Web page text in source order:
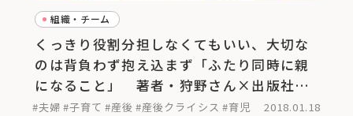
組織・チーム
くっきり役割分担しなくてもいい、大切な
のは背負わず抱え込まず「ふたり同時に親
になること」 著者・狩野さん×出版社代
表・古川さん対談
#夫婦 #子育て #産後 #産後クライシス #育児 2018.01.18